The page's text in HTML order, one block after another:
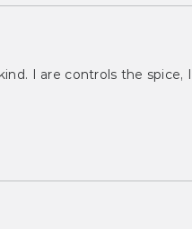
I are controls the spice,